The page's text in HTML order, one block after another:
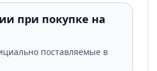
при покупке на
поставляемые в